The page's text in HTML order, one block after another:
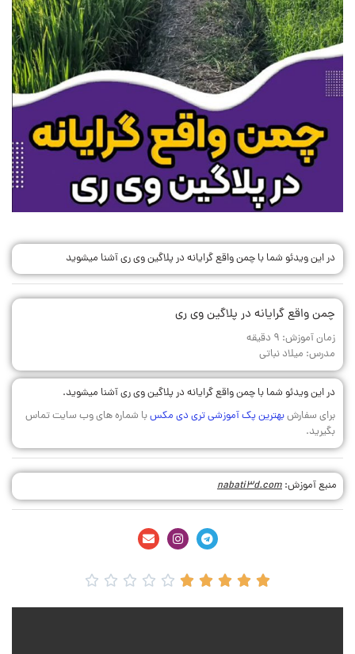
در این ویدئو شما با چمن واقع گرایانه در پلاگین وی ری آشنا میشوید
چمن واقع گرایانه در پلاگین وی ری
زمان آموزش: 9 دقیقه
مدرس: میلاد نباتی
در این ویدئو شما با چمن واقع گرایانه در پلاگین وی ری آشنا میشوید.
برای سفارشبهترین پک آموزشی تری دی مکسبا شماره های وب سایت تماس
بگیرید.
منبع آموزش: nabati3d.com









